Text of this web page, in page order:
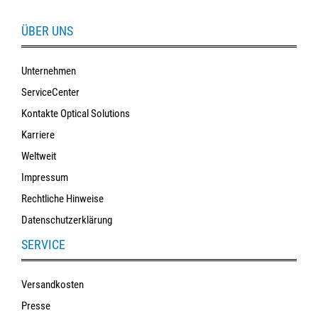
ÜBER UNS
Unternehmen
ServiceCenter
Kontakte Optical Solutions
Karriere
Weltweit
Impressum
Rechtliche Hinweise
Datenschutzerklärung
SERVICE
Versandkosten
Presse